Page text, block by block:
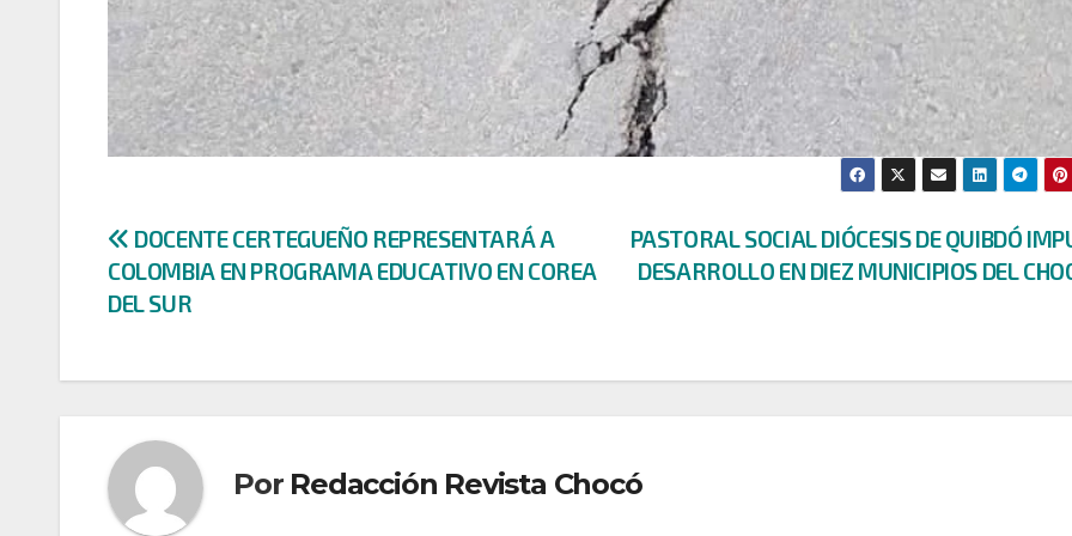
Navegación
de
PASTORAL SOCIAL DIÓCESIS DE QUIBDÓ
DESARROLLO EN DIEZ MUNICIPIOS DEL
DOCENTE CERTEGUEÑO REPRESENTARÁ A
COLOMBIA EN PROGRAMA EDUCATIVO EN COREA
DEL SUR
Por Redacción Revista Chocó